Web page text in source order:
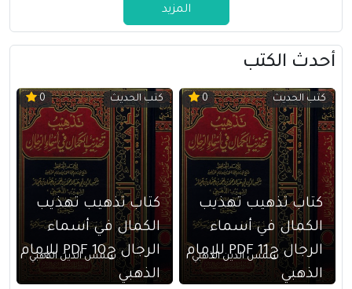
المزيد
أحدث الكتب
كتب الحديث 0
كتاب تذهيب تهذيب
الكمال في أسماء
الرجال ج11 PDF للإمام
الذهبي
شمس الدين الذهبي
كتب الحديث 0
كتاب تذهيب تهذيب
الكمال في أسماء
الرجال ج10 PDF للإمام
الذهبي
شمس الدين الذهبي